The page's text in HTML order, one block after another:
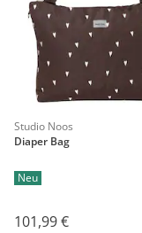
Studio Noos
Diaper Bag
Neu
101,99 €